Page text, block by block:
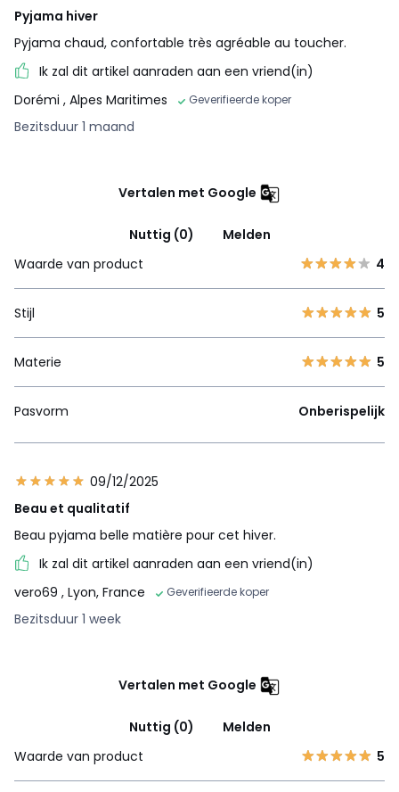
Pyjama hiver
Pyjama chaud, confortable très agréable au toucher.
Ik zal dit artikel aanraden aan een vriend(in)
Dorémi , Alpes Maritimes Geverifieerde koper
Bezitsduur 1 maand
Vertalen met Google
Nuttig (0)
Melden
Waarde van product
4
Stijl 5
Materie 5
Pasvorm Onberispelijk
09/12/2025
Beau et qualitatif
Beau pyjama belle matière pour cet hiver.
Ik zal dit artikel aanraden aan een vriend(in)
vero69 , Lyon, France Geverifieerde koper
Bezitsduur 1 week
Vertalen met Google
Nuttig (0)
Melden
Waarde van product
5